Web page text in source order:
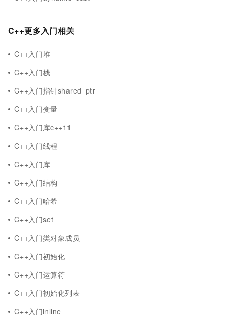
C++更多入门相关
C++入门堆
C++入门栈
C++入门指针shared_ptr
C++入门变量
C++入门库c++11
C++入门线程
C++入门库
C++入门结构
C++入门哈希
C++入门set
C++入门类对象成员
C++入门初始化
C++入门运算符
C++入门初始化列表
C++入门inline